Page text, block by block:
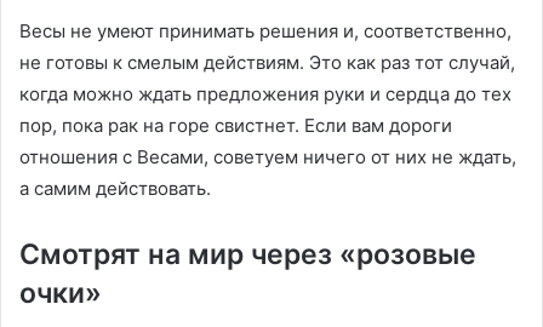
Весы не умеют принимать решения и, соответственно,
не готовы к смелым действиям. Это как раз тот случай,
когда можно ждать предложения руки и сердца до тех
пор, пока рак на горе свистнет. Если вам дороги
отношения с Весами, советуем ничего от них не ждать,
а самим действовать.
Смотрят на мир через «розовые
очки»